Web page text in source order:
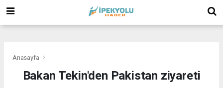
Anasayfa
Bakan Tekin'den Pakistan ziyareti